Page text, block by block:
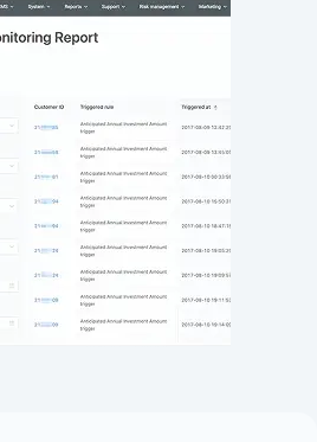
Giới thiệu về Quadcode
Con số
Tin tức công ty
Nghề nghiệp
Bền vững